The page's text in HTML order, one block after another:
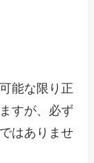
能な限り正
すが、必ず
はありませ